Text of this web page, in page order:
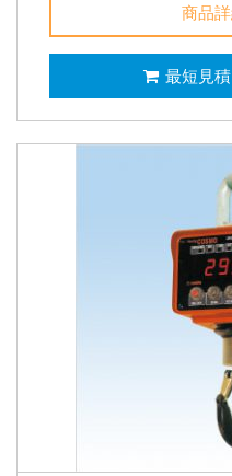
商品
最短見